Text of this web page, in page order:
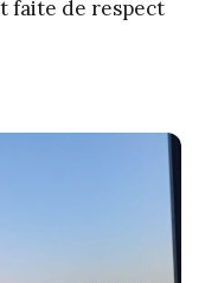
faite de respect